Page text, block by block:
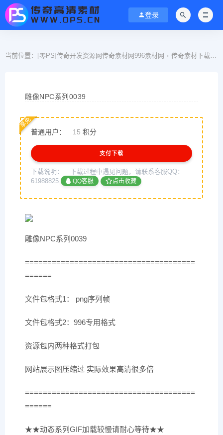
登录
当前位置： [零PS]传奇开发资源网传奇素材网996素材网 > 传奇素材下载
雕像NPC系列0039
普通用户： 15 积分
享免
支付下载
下载说明：
下载过程中遇见问题，请联系客服QQ：
61988825
QQ客服 点击收藏
雕像NPC系列0039
======================================
======
文件包格式1： png序列帧
文件包格式2：996专用格式
资源包内两种格式打包
网站展示图压缩过 实际效果高清很多倍
======================================
======
★★动态系列GIF加载较慢请耐心等待★★